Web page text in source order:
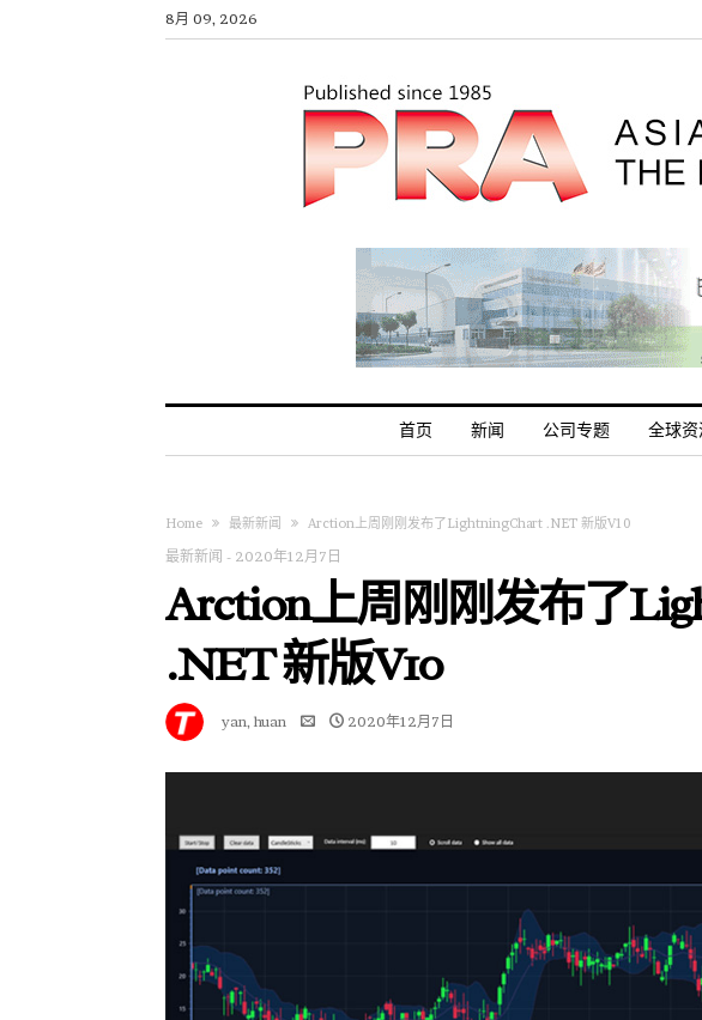
8月 09, 2026
首页 新闻 公司专题 全球资
Home 最新新闻 Arction上周刚刚发布了LightningChart .NET 新版V10
最新新闻 - 2020年12月7日
Arction上周刚刚发布了
.NET 新版V10
yan, huan 2020年12月7日